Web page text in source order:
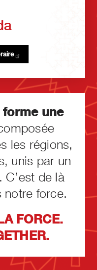
forme une
les régions,
unis par un
de là
notre force.
FORCE.